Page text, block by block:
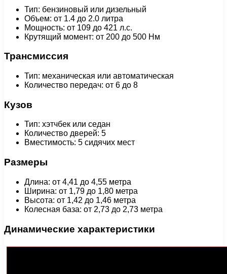
Тип: бензиновый или дизельный
Объем: от 1.4 до 2.0 литра
Мощность: от 109 до 421 л.с.
Крутящий момент: от 200 до 500 Нм
Трансмиссия
Тип: механическая или автоматическая
Количество передач: от 6 до 8
Кузов
Тип: хэтчбек или седан
Количество дверей: 5
Вместимость: 5 сидячих мест
Размеры
Длина: от 4,41 до 4,55 метра
Ширина: от 1,79 до 1,80 метра
Высота: от 1,42 до 1,46 метра
Колесная база: от 2,73 до 2,73 метра
Динамические характеристики